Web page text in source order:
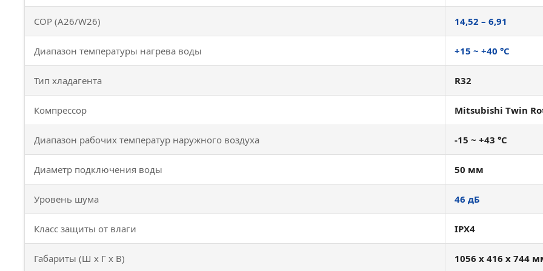
COP (A26/W26) 14,52 – 6,91
Диапазон температуры нагрева воды +15 ~ +40 °С
Тип хладагента R32
Компрессор Mitsubishi Twin
Диапазон рабочих температур наружного воздуха -15 ~ +43 °С
Диаметр подключения воды 50 мм
Уровень шума 46 дБ
Класс защиты от влаги IPX4
Габариты (Ш x Г x В) 1056 x 416 x 744